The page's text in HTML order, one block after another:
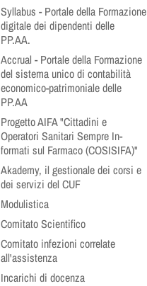
Syllabus - Portale della Formazione
digitale dei dipendenti delle
PP.AA.
Accrual - Portale della Formazione
del sistema unico di contabilità
economico-patrimoniale delle
PP.AA
Progetto AIFA "Cittadini e
Operatori Sanitari Sempre In-
formati sul Farmaco (COSISIFA)"
Akademy, il gestionale dei corsi e
dei servizi del CUF
Modulistica
Comitato Scientifico
Comitato infezioni correlate
all'assistenza
Incarichi di docenza